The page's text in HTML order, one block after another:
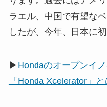
ラエル、中国で有望な
したが、今年、日本に
▶ Hondaのオープンイ
「Honda Xcelerator」と